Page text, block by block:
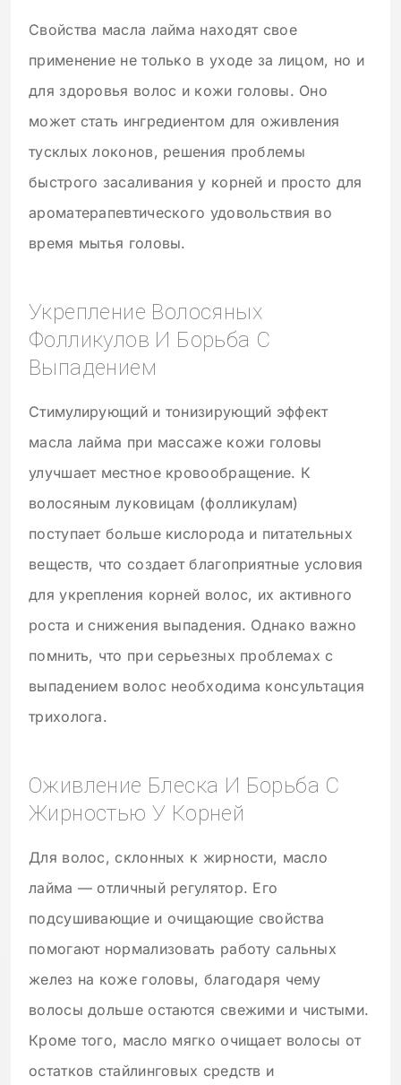
Свойства масла лайма находят свое
применение не только в уходе за лицом, но и
для здоровья волос и кожи головы. Оно
может стать ингредиентом для оживления
тусклых локонов, решения проблемы
быстрого засаливания у корней и просто для
ароматерапевтического удовольствия во
время мытья головы.
Укрепление Волосяных
Фолликулов И Борьба С
Выпадением
Стимулирующий и тонизирующий эффект
масла лайма при массаже кожи головы
улучшает местное кровообращение. К
волосяным луковицам (фолликулам)
поступает больше кислорода и питательных
веществ, что создает благоприятные условия
для укрепления корней волос, их активного
роста и снижения выпадения. Однако важно
помнить, что при серьезных проблемах с
выпадением волос необходима консультация
трихолога.
Оживление Блеска И Борьба С
Жирностью У Корней
Для волос, склонных к жирности, масло
лайма — отличный регулятор. Его
подсушивающие и очищающие свойства
помогают нормализовать работу сальных
желез на коже головы, благодаря чему
волосы дольше остаются свежими и чистыми.
Кроме того, масло мягко очищает волосы от
остатков стайлинговых средств и